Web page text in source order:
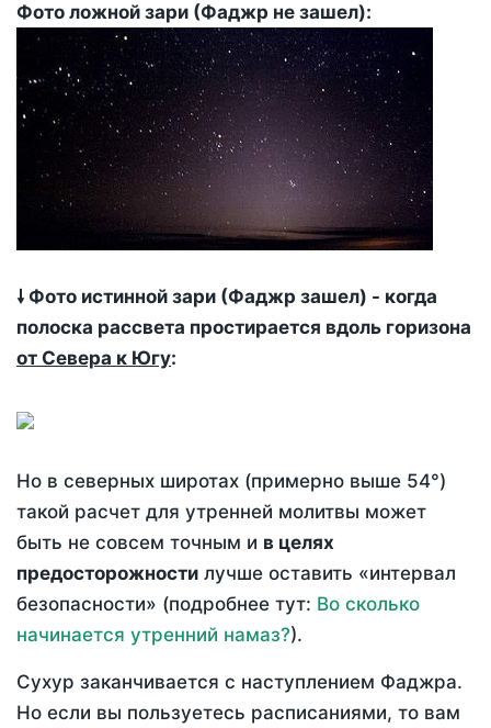
Фото ложной зари (Фаджр не зашел):
🠗 Фото истинной зари (Фаджр зашел) - когда
полоска рассвета простирается вдоль горизона
от Севера к Югу:
Но в северных широтах (примерно выше 54°)
такой расчет для утренней молитвы может
быть не совсем точным и в целях
предосторожности лучше оставить «интервал
безопасности» (подробнее тут: Во сколько
начинается утренний намаз?).
Сухур заканчивается с наступлением Фаджра.
Но если вы пользуетесь расписаниями, то вам